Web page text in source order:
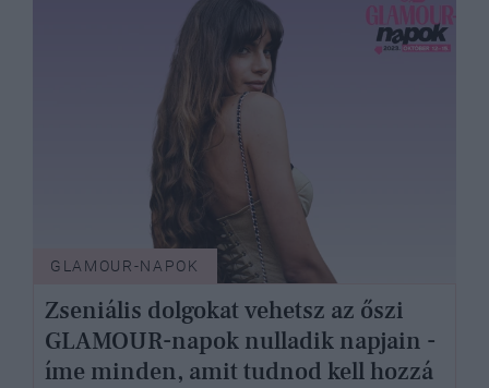
GLAMOUR-NAPOK
Zseniális dolgokat vehetsz az őszi
GLAMOUR-napok nulladik napjain -
íme minden, amit tudnod kell hozzá